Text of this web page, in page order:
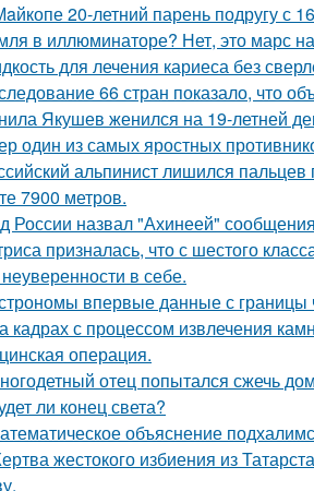
20-летний парень подругу с
в иллюминаторе? Нет, это марс
для лечения кариеса без
66 стран показало, что
Якушев женился на 19-летней
один из самых яростных
альпинист лишился
7900 метров.
России назвал "Ахинеей"
призналась, что с шестого
неуверенности в себе.
впервые данные с границы
кадрах с процессом извлечения
операция.
отец попытался сжечь
ли конец света?
объяснение
жестокого избиения из